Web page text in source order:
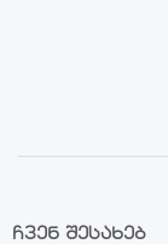
ჩვენ შესახებ